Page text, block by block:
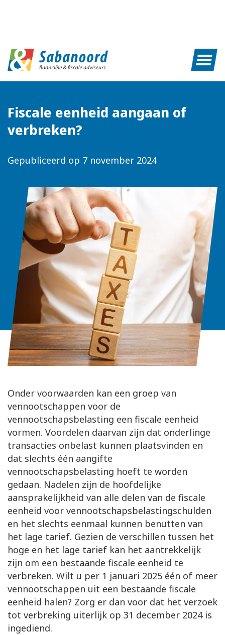
Fiscale eenheid aangaan of
verbreken?
Gepubliceerd op 7 november 2024
Onder voorwaarden kan een groep van
vennootschappen voor de
vennootschapsbelasting een fiscale eenheid
vormen. Voordelen daarvan zijn dat onderlinge
transacties onbelast kunnen plaatsvinden en
dat slechts één aangifte
vennootschapsbelasting hoeft te worden
gedaan. Nadelen zijn de hoofdelijke
aansprakelijkheid van alle delen van de fiscale
eenheid voor vennootschapsbelastingschulden
en het slechts eenmaal kunnen benutten van
het lage tarief. Gezien de verschillen tussen het
hoge en het lage tarief kan het aantrekkelijk
zijn om een bestaande fiscale eenheid te
verbreken. Wilt u per 1 januari 2025 één of meer
vennootschappen uit een bestaande fiscale
eenheid halen? Zorg er dan voor dat het verzoek
tot verbreking uiterlijk op 31 december 2024 is
ingediend.